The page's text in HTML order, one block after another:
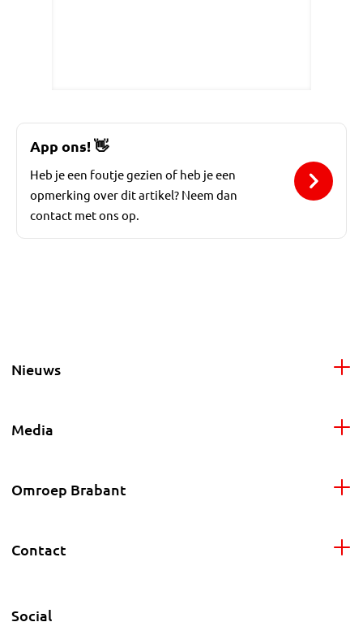
App ons!👋
Heb je een foutje gezien of heb je een
opmerking over dit artikel? Neem dan
contact met ons op.
Nieuws
Media
Omroep Brabant
Contact
Social